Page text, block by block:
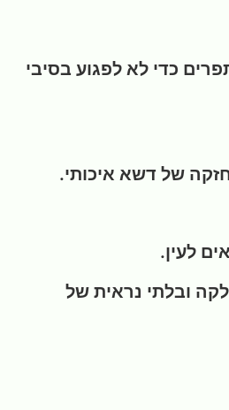
כדי לא לפגוע בסיבי
של דשא איכותי.
לעין.
חלקה ובלתי נראית של